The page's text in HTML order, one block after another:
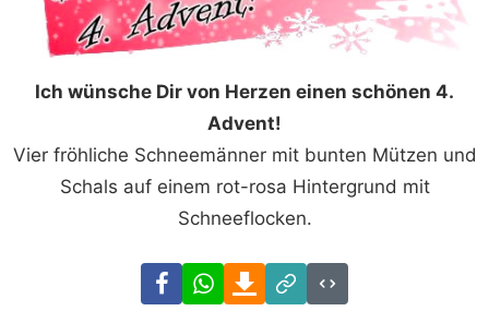
Ich wünsche Dir von Herzen einen schönen 4.
Advent!
Vier fröhliche Schneemänner mit bunten Mützen und
Schals auf einem rot-rosa Hintergrund mit
Schneeflocken.
FacebookWhatsAppDownload
Link
Code